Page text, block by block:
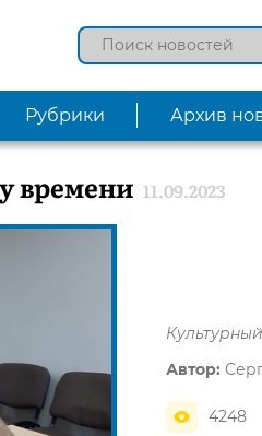
Рубрики Архив
времени 11.09.2023
Автор:
4248